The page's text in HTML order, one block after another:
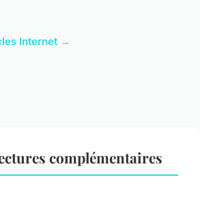
Internet →
complémentaires